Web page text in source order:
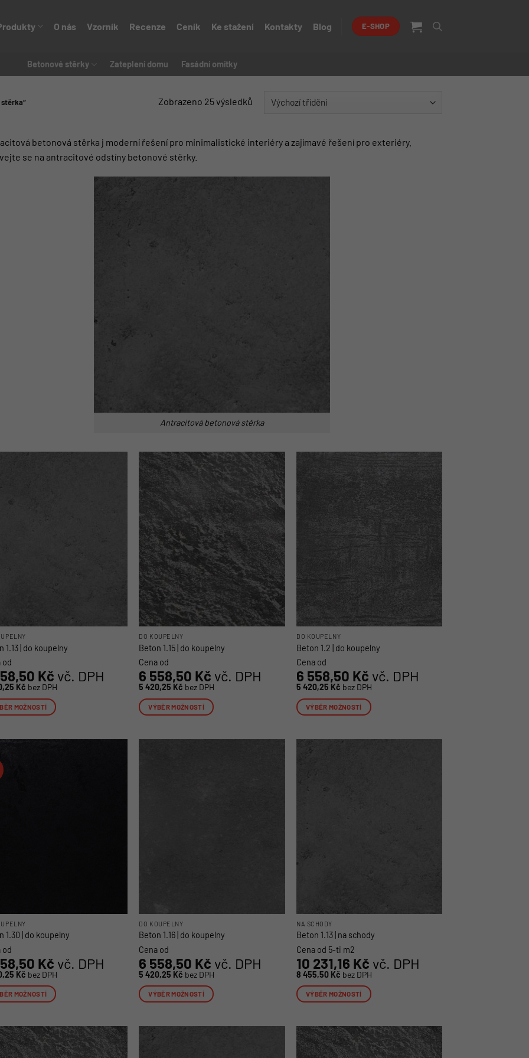
O nás Vzorník Recenze Ceník Ke stažení Kontakty Blog E-SHOP
Betonové stěrky Zateplení domu Fasádní omítky
Zobrazeno 25 výsledků
betonová stěrka j moderní řešení pro minimalistické interiéry a zajímavé řešení pro exteriéry.
se na antracitové odstíny betonové stěrky.
Antracitová betonová stěrka
1.13 | do koupelny
od
Kč vč. DPH
Kč bez DPH
MOŽNOSTÍ
DO KOUPELNY
Beton 1.15 | do koupelny
Cena od
6 558,50 Kč vč. DPH
5 420,25 Kč bez DPH
VÝBĚR MOŽNOSTÍ
DO KOUPELNY
Beton 1.2 | do koupelny
Cena od
6 558,50 Kč vč. DPH
5 420,25 Kč bez DPH
VÝBĚR MOŽNOSTÍ
variant.
Možnosti
1.30 | do koupelny
od
Kč vč. DPH
Kč bez DPH
MOŽNOSTÍ
DO KOUPELNY
Beton 1.16 | do koupelny
Cena od
6 558,50 Kč vč. DPH
5 420,25 Kč bez DPH
VÝBĚR MOŽNOSTÍ
NA SCHODY
Beton 1.13 | na schody
Cena od 5-ti m2
10 231,16 Kč vč. DPH
8 455,50 Kč bez DPH
VÝBĚR MOŽNOSTÍ
má
více